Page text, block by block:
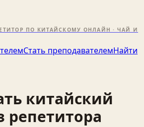
ПО КИТАЙСКОМУ ОНЛАЙН · ЧАЙ И
Стать преподавателемНайти
китайский
репетитора